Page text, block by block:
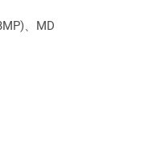
、MD